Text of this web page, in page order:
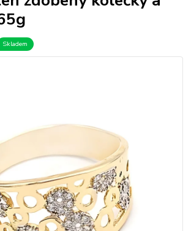
Skladem